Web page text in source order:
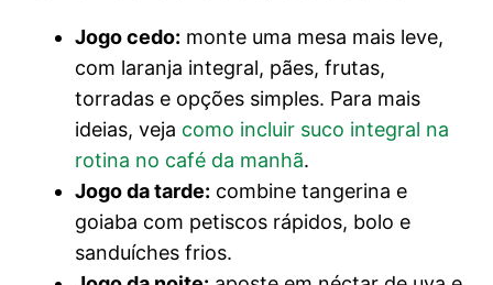
Jogo cedo: monte uma mesa mais leve,
com laranja integral, pães, frutas,
torradas e opções simples. Para mais
ideias, veja como incluir suco integral na
rotina no café da manhã.
Jogo da tarde: combine tangerina e
goiaba com petiscos rápidos, bolo e
sanduíches frios.